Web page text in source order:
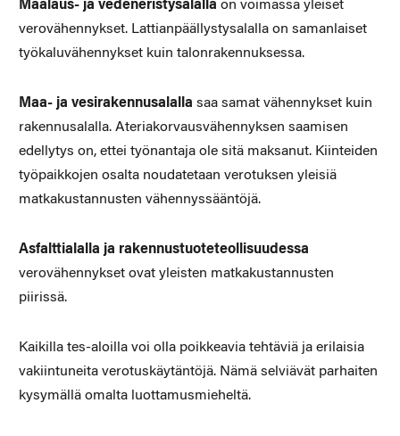
Maalaus- ja vedeneristysalalla on voimassa yleiset
verovähennykset. Lattianpäällystysalalla on samanlaiset
työkaluvähennykset kuin talonrakennuksessa.
Maa- ja vesirakennusalalla saa samat vähennykset kuin
rakennusalalla. Ateriakorvausvähennyksen saamisen
edellytys on, ettei työnantaja ole sitä maksanut. Kiinteiden
työpaikkojen osalta noudatetaan verotuksen yleisiä
matkakustannusten vähennyssääntöjä.
Asfalttialalla ja rakennustuoteteollisuudessa
verovähennykset ovat yleisten matkakustannusten
piirissä.
Kaikilla tes-aloilla voi olla poikkeavia tehtäviä ja erilaisia
vakiintuneita verotuskäytäntöjä. Nämä selviävät parhaiten
kysymällä omalta luottamusmieheltä.